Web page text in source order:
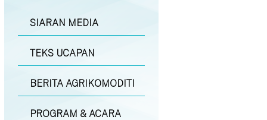
SIARAN MEDIA
TEKS UCAPAN
BERITA AGRIKOMODITI
PROGRAM & ACARA